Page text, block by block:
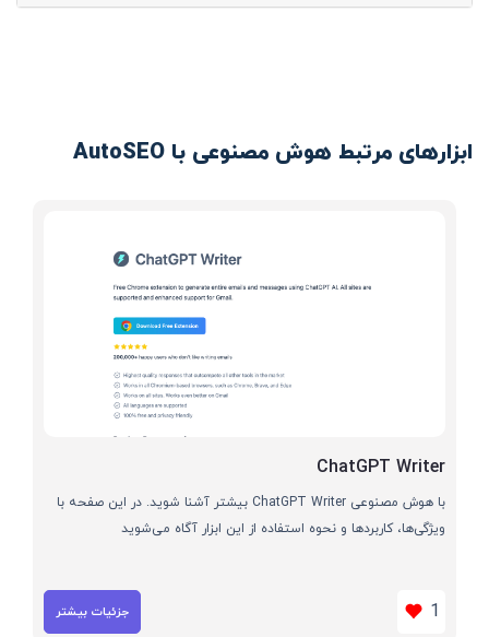
ابزارهای مرتبط هوش مصنوعی با AutoSEO
ChatGPT Writer
با هوش مصنوعی ChatGPT Writer بیشتر آشنا شوید. در این صفحه با
ویژگی‌ها، کاربردها و نحوه استفاده از این ابزار آگاه می‌شوید
1 جزئیات بیشتر